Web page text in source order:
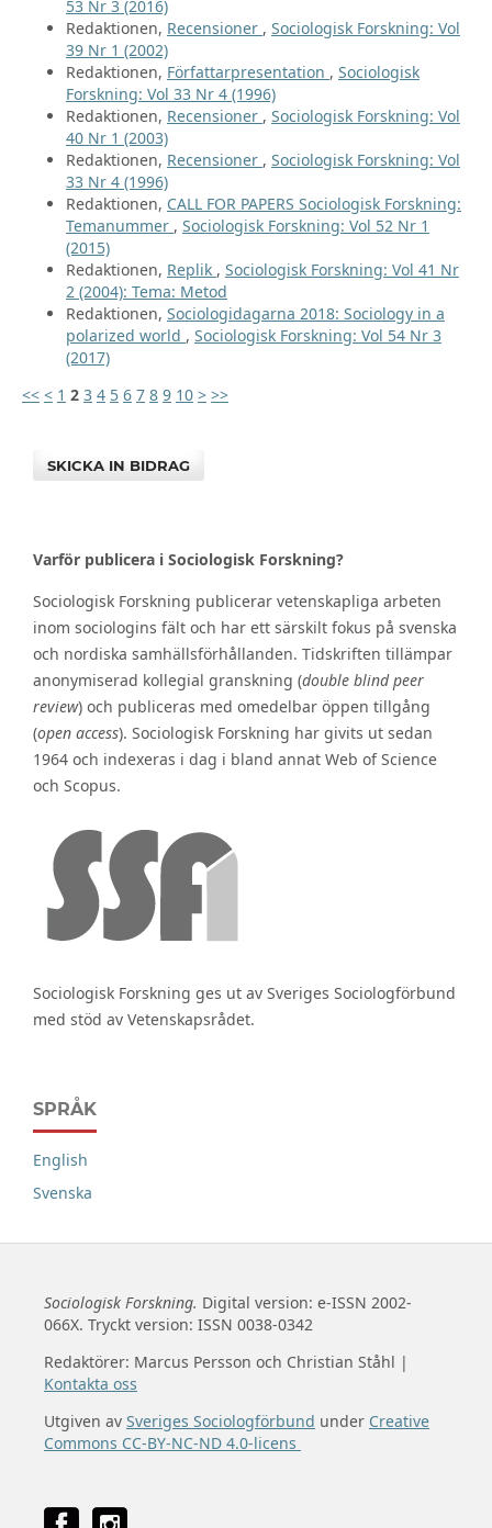
53 Nr 3 (2016)
Redaktionen, Recensioner , Sociologisk Forskning: Vol
39 Nr 1 (2002)
Redaktionen, Författarpresentation , Sociologisk
Forskning: Vol 33 Nr 4 (1996)
Redaktionen, Recensioner , Sociologisk Forskning: Vol
40 Nr 1 (2003)
Redaktionen, Recensioner , Sociologisk Forskning: Vol
33 Nr 4 (1996)
Redaktionen, CALL FOR PAPERS Sociologisk Forskning:
Temanummer , Sociologisk Forskning: Vol 52 Nr 1
(2015)
Redaktionen, Replik , Sociologisk Forskning: Vol 41 Nr
2 (2004): Tema: Metod
Redaktionen, Sociologidagarna 2018: Sociology in a
polarized world , Sociologisk Forskning: Vol 54 Nr 3
(2017)
<< < 1 2 3 4 5 6 7 8 9 10 > >>
SKICKA IN BIDRAG
Varför publicera i Sociologisk Forskning?
Sociologisk Forskning publicerar vetenskapliga arbeten
inom sociologins fält och har ett särskilt fokus på svenska
och nordiska samhällsförhållanden. Tidskriften tillämpar
anonymiserad kollegial granskning (double blind peer
review) och publiceras med omedelbar öppen tillgång
(open access). Sociologisk Forskning har givits ut sedan
1964 och indexeras i dag i bland annat Web of Science
och Scopus.
Sociologisk Forskning ges ut av Sveriges Sociologförbund
med stöd av Vetenskapsrådet.
SPRÅK
English
Svenska
Sociologisk Forskning. Digital version: e-ISSN 2002-
066X. Tryckt version: ISSN 0038-0342
Redaktörer: Marcus Persson och Christian Ståhl |
Kontakta oss
Utgiven av Sveriges Sociologförbund under Creative
Commons CC-BY-NC-ND 4.0-licens